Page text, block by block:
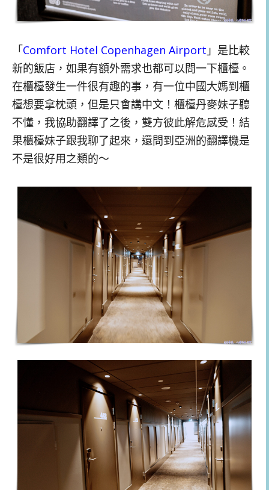
「Comfort Hotel Copenhagen Airport 」是比較
新的飯店，如果有額外需求也都可以問一下櫃檯。
在櫃檯發生一件很有趣的事，有一位中國大媽到櫃
檯想要拿枕頭，但是只會講中文！櫃檯丹麥妹子聽
不懂，我協助翻譯了之後，雙方彼此解危感受！結
果櫃檯妹子跟我聊了起來，還問到亞洲的翻譯機是
不是很好用之類的～